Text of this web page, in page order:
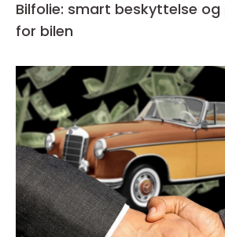
Bilfolie: smart beskyttelse
for bilen